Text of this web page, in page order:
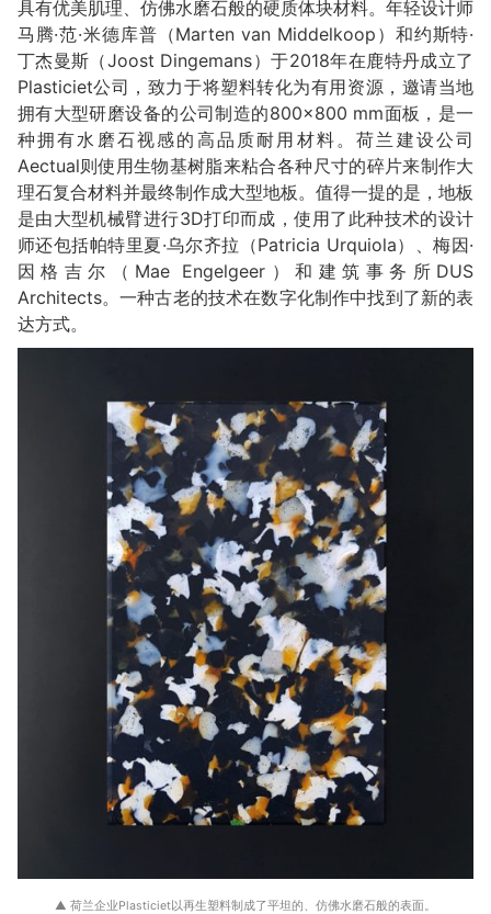
具有优美肌理、仿佛水磨石般的硬质体块材料。年轻设计师
马腾·范·米德库普（Marten van Middelkoop）和约斯特·
丁杰曼斯（Joost Dingemans）于2018年在鹿特丹成立了
Plasticiet公司，致力于将塑料转化为有用资源，邀请当地
拥有大型研磨设备的公司制造的800×800 mm面板，是一
种拥有水磨石视感的高品质耐用材料。荷兰建设公司
Aectual则使用生物基树脂来粘合各种尺寸的碎片来制作大
理石复合材料并最终制作成大型地板。值得一提的是，地板
是由大型机械臂进行3D打印而成，使用了此种技术的设计
师还包括帕特里夏·乌尔齐拉（Patricia Urquiola）、梅因·
因格吉尔（Mae Engelgeer）和建筑事务所DUS
Architects。一种古老的技术在数字化制作中找到了新的表
达方式。
▲ 荷兰企业Plasticiet以再生塑料制成了平坦的、仿佛水磨石般的表面。